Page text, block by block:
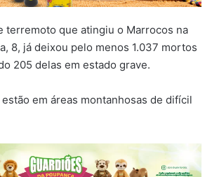
terremoto que atingiu o Marrocos na
8, já deixou pelo menos 1.037 mortos
205 delas em estado grave.
em áreas montanhosas de difícil